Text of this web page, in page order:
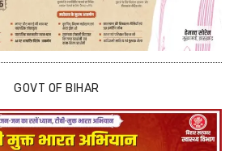
GOVT OF BIHAR